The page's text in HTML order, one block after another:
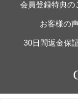
会員登録特典の
お客様の
30日間返金保